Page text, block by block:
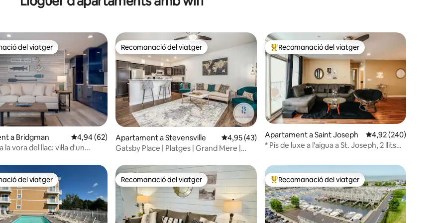
d'un total de 5; 83 avaluacions
del viatger
del viatger
a Bridgman 4,94 de puntuació mitjana d'un total de 5; 62 avaluacions
4,94 (62)
la vora del llac: vil·la d'un
Recomanació del viatger
Recomanació del viatger
Apartament a Stevensville 4,95 de puntuació mitjana d'un total de 5; 43 avaluacions
4,95 (43)
Gatsby Place | Platges | Grand Mere |
Principals recomanacions dels viatgers
Recomanació del viatger
Apartament a Saint Joseph 4,92 de puntuació
4,92 (240)
* Pis de luxe a l'aigua a St. Joseph, 2 llits
del viatger
del viatger Recomanació del viatger
Recomanació del viatger Principals recomanacions dels viatgers
Recomanació del viatger